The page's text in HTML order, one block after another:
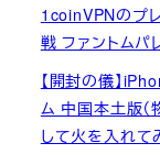
1coinVPNのプ
戦 ファントムパ
【開封の儀】
ム 中国本土版
して火を入れて